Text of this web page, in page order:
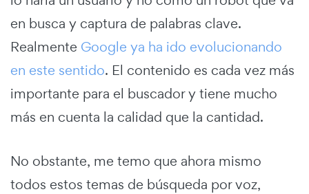
en busca y captura de palabras clave.
Realmente Google ya ha ido evolucionando
en este sentido. El contenido es cada vez más
importante para el buscador y tiene mucho
más en cuenta la calidad que la cantidad.
No obstante, me temo que ahora mismo
todos estos temas de búsqueda por voz,